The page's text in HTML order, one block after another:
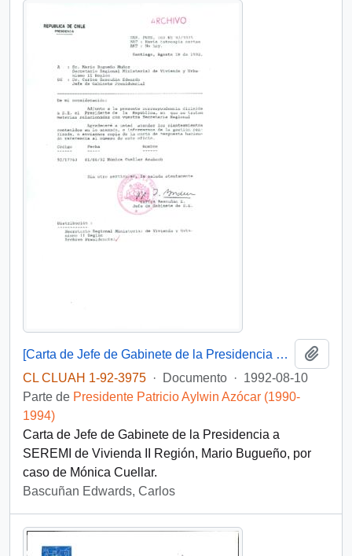
[Carta de Jefe de Gabinete de la Presidencia a SEREMI de Vivienda II Región]
CL CLUAH 1-92-3975 · Documento · 1992-08-10
Parte de Presidente Patricio Aylwin Azócar (1990-
1994)
Carta de Jefe de Gabinete de la Presidencia a
SEREMI de Vivienda II Región, Mario Bugueño, por
caso de Mónica Cuellar.
Bascuñan Edwards, Carlos